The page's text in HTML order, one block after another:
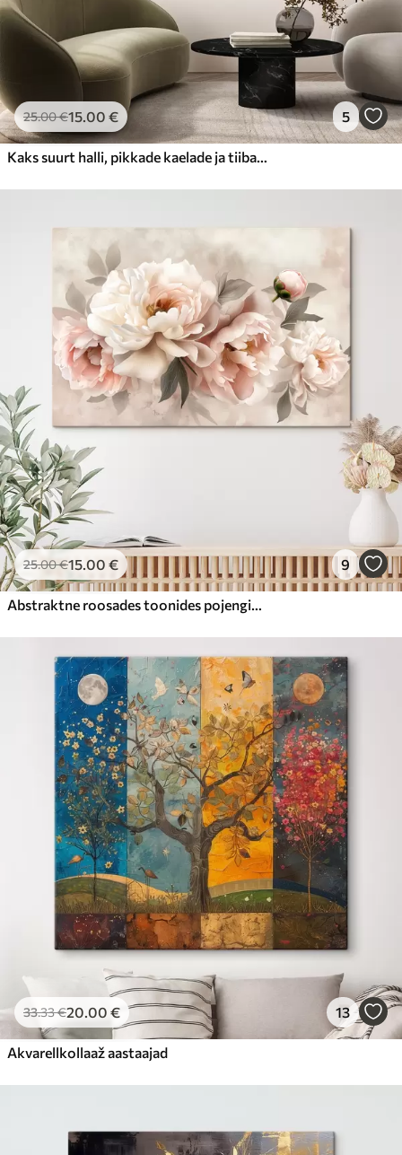
25.00€15.00 € 5
Kaks suurt halli, pikkade kaelade ja tiibadega kraanat, mis seisavad puudest ümbritsetud udujärves
25.00€15.00 € 9
Abstraktne roosades toonides pojengide kimp
33.33€20.00 € 13
Akvarellkollaaž aastaajad